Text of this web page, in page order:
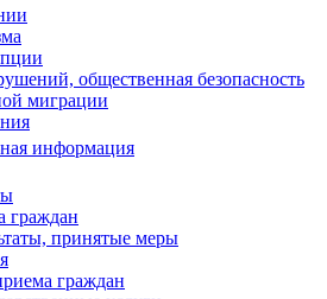
общественная безопасность
миграции
информация
граждан
принятые меры
граждан